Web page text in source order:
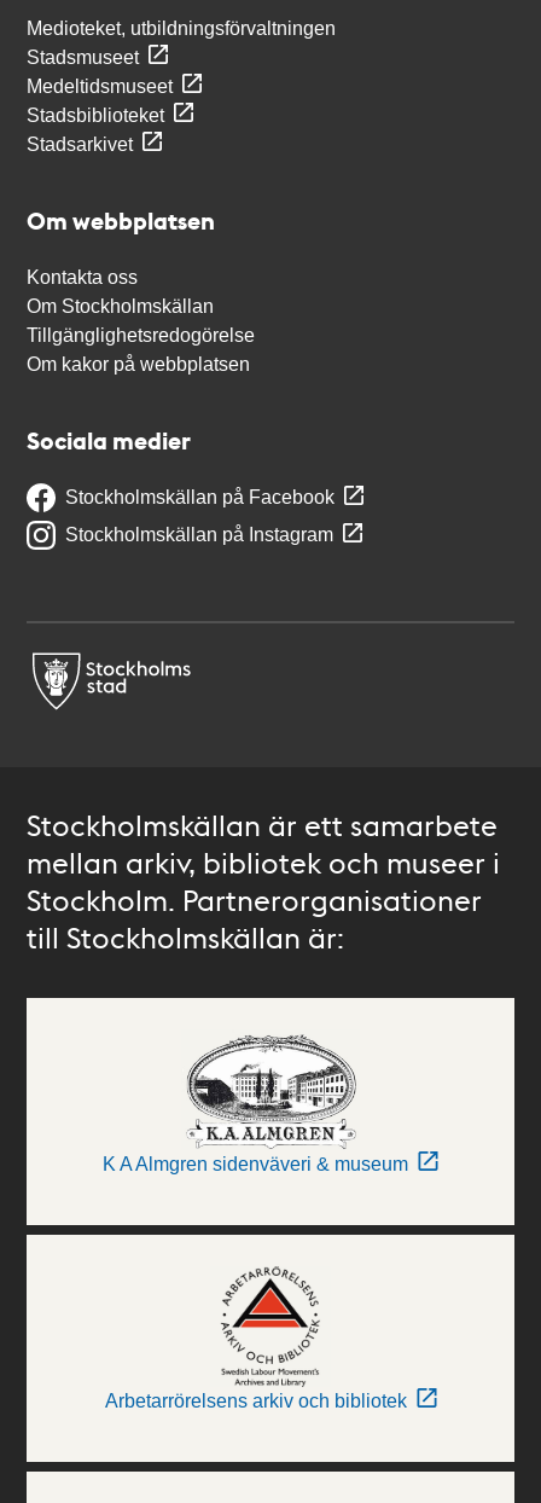
Medioteket, utbildningsförvaltningen
Stadsmuseet
Medeltidsmuseet
Stadsbiblioteket
Stadsarkivet
Om webbplatsen
Kontakta oss
Om Stockholmskällan
Tillgänglighetsredogörelse
Om kakor på webbplatsen
Sociala medier
Stockholmskällan på Facebook
Stockholmskällan på Instagram
Stockholmskällan är ett samarbete
mellan arkiv, bibliotek och museer i
Stockholm. Partnerorganisationer
till Stockholmskällan är:
K A Almgren sidenväveri & museum
Arbetarrörelsens arkiv och bibliotek